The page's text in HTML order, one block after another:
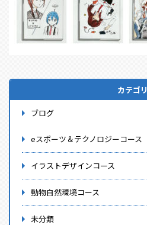
カテゴリ
ブログ
eスポーツ＆テクノロジーコース
イラストデザインコース
動物自然環境コース
未分類